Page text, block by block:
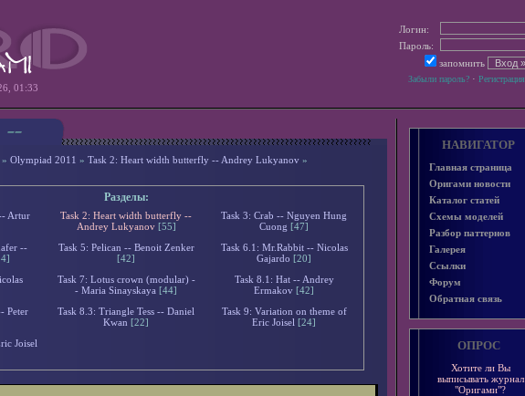
01:33
Логин:
Пароль:
запомнить
Забыли пароль?· Регистрация
» Olympiad 2011 » Task 2: Heart width butterfly -- Andrey Lukyanov »
Разделы:
Artur
Task 2: Heart width butterfly --
Andrey Lukyanov [55]
Task 3: Crab -- Nguyen Hung
Cuong [47]
--
Task 5: Pelican -- Benoit Zenker
[42]
Task 6.1: Mr.Rabbit -- Nicolas
Gajardo [20]
Task 7: Lotus crown (modular) -
- Maria Sinayskaya [44]
Task 8.1: Hat -- Andrey
Ermakov [42]
Peter
Task 8.3: Triangle Tess -- Daniel
Kwan [22]
Task 9: Variation on theme of
Eric Joisel [24]
Joisel
НАВИГАТОР
Главная страница
Оригами новости
Каталог статей
Схемы моделей
Разбор паттернов
Галерея
Ссылки
Форум
Обратная связь
ОПРОС
Хотите ли Вы
выписывать журнал
"Оригами"?